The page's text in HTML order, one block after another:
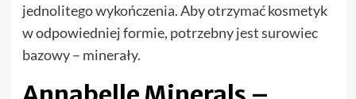
jednolitego wykończenia. Aby otrzymać kosmetyk
w odpowiedniej formie, potrzebny jest surowiec
bazowy – minerały.